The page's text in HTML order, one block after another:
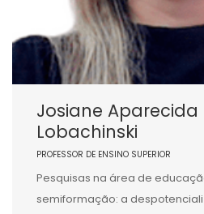
Josiane Aparecida
Lobachinski
PROFESSOR DE ENSINO SUPERIOR
Pesquisas na área de
semiformação: a